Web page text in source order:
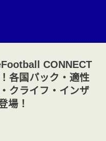
CONNECT
各国パック・適性
クライフ・インザ
場！